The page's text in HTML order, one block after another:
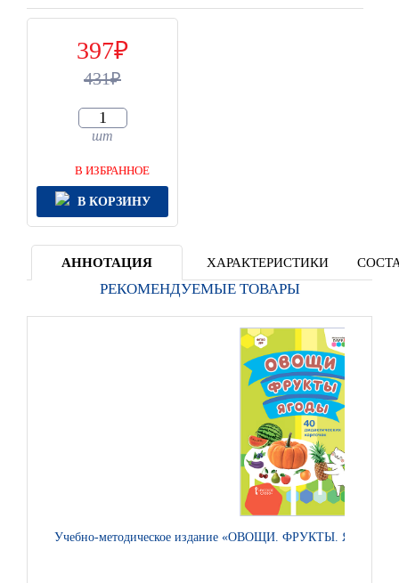
397
431
шт
В ИЗБРАННОЕ
В КОРЗИНУ
АННОТАЦИЯ ХАРАКТЕРИСТИКИ
РЕКОМЕНДУЕМЫЕ ТОВАРЫ
Учебно-методическое издание «ОВОЩИ. ФРУКТЫ. ЯГОДЫ».